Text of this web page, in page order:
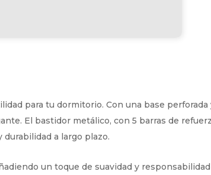
para tu dormitorio. Con una base perforada
El bastidor metálico, con 5 barras de
a largo plazo.
un toque de suavidad y responsabilidad